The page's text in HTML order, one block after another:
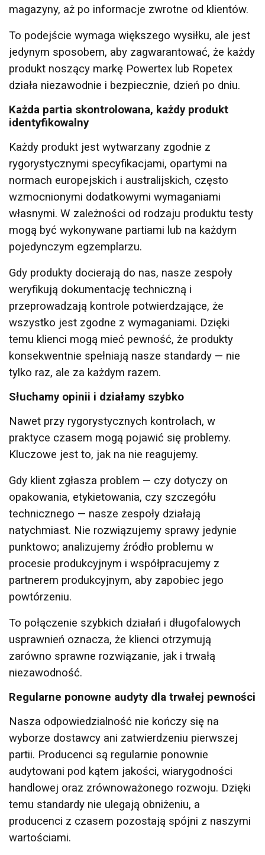
magazyny, aż po informacje zwrotne od klientów.
To podejście wymaga większego wysiłku, ale jest
jedynym sposobem, aby zagwarantować, że każdy
produkt noszący markę Powertex lub Ropetex
działa niezawodnie i bezpiecznie, dzień po dniu.
Każda partia skontrolowana, każdy produkt
identyfikowalny
Każdy produkt jest wytwarzany zgodnie z
rygorystycznymi specyfikacjami, opartymi na
normach europejskich i australijskich, często
wzmocnionymi dodatkowymi wymaganiami
własnymi. W zależności od rodzaju produktu testy
mogą być wykonywane partiami lub na każdym
pojedynczym egzemplarzu.
Gdy produkty docierają do nas, nasze zespoły
weryfikują dokumentację techniczną i
przeprowadzają kontrole potwierdzające, że
wszystko jest zgodne z wymaganiami. Dzięki
temu klienci mogą mieć pewność, że produkty
konsekwentnie spełniają nasze standardy — nie
tylko raz, ale za każdym razem.
Słuchamy opinii i działamy szybko
Nawet przy rygorystycznych kontrolach, w
praktyce czasem mogą pojawić się problemy.
Kluczowe jest to, jak na nie reagujemy.
Gdy klient zgłasza problem — czy dotyczy on
opakowania, etykietowania, czy szczegółu
technicznego — nasze zespoły działają
natychmiast. Nie rozwiązujemy sprawy jedynie
punktowo; analizujemy źródło problemu w
procesie produkcyjnym i współpracujemy z
partnerem produkcyjnym, aby zapobiec jego
powtórzeniu.
To połączenie szybkich działań i długofalowych
usprawnień oznacza, że klienci otrzymują
zarówno sprawne rozwiązanie, jak i trwałą
niezawodność.
Regularne ponowne audyty dla trwałej pewności
Nasza odpowiedzialność nie kończy się na
wyborze dostawcy ani zatwierdzeniu pierwszej
partii. Producenci są regularnie ponownie
audytowani pod kątem jakości, wiarygodności
handlowej oraz zrównoważonego rozwoju. Dzięki
temu standardy nie ulegają obniżeniu, a
producenci z czasem pozostają spójni z naszymi
wartościami.